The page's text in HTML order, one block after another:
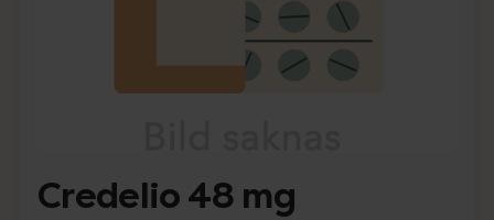
Credelio 48 mg